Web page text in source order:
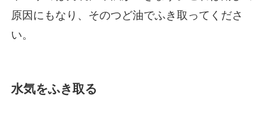
原因にもなり、そのつど油でふき取ってくださ
い。
水気をふき取る